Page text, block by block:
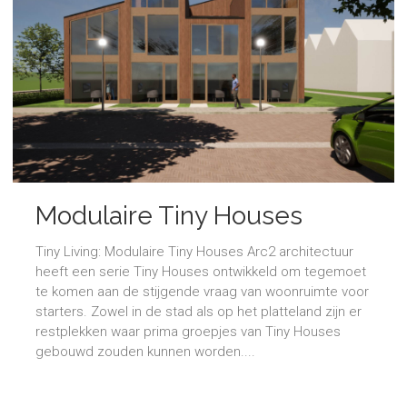
Modulaire Tiny Houses
Tiny Living: Modulaire Tiny Houses Arc2 architectuur
heeft een serie Tiny Houses ontwikkeld om tegemoet
te komen aan de stijgende vraag van woonruimte voor
starters. Zowel in de stad als op het platteland zijn er
restplekken waar prima groepjes van Tiny Houses
gebouwd zouden kunnen worden....